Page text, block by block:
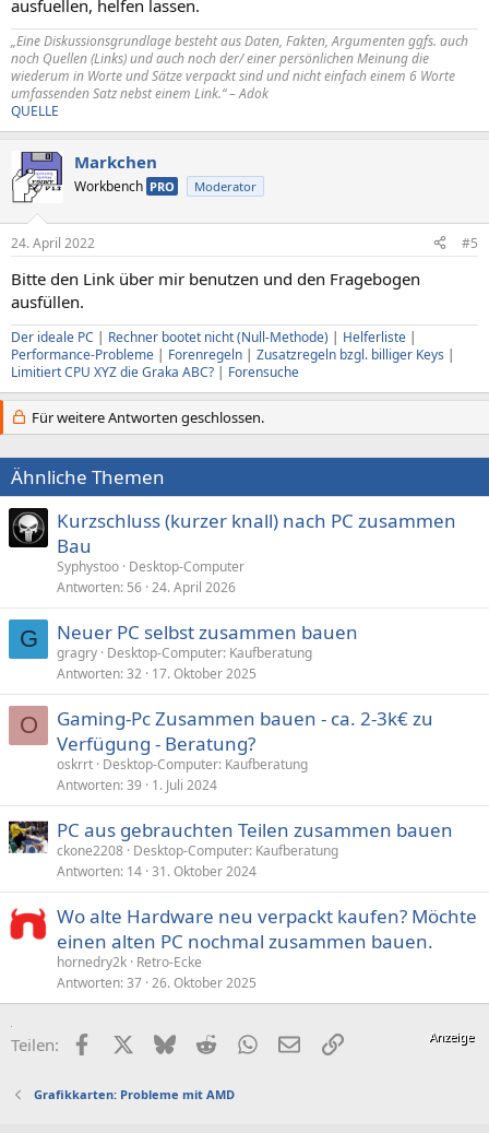
ausfuellen, helfen lassen.
„Eine Diskussionsgrundlage besteht aus Daten, Fakten, Argumenten ggfs. auch
noch Quellen (Links) und auch noch der/ einer persönlichen Meinung die
wiederum in Worte und Sätze verpackt sind und nicht einfach einem 6 Worte
umfassenden Satz nebst einem Link.“ – Adok
QUELLE
Markchen
Workbench PRO Moderator
24. April 2022 #5
Bitte den Link über mir benutzen und den Fragebogen
ausfüllen.
Der ideale PC | Rechner bootet nicht (Null-Methode) | Helferliste |
Performance-Probleme | Forenregeln | Zusatzregeln bzgl. billiger Keys |
Limitiert CPU XYZ die Graka ABC? | Forensuche
Für weitere Antworten geschlossen.
Ähnliche Themen
Kurzschluss (kurzer knall) nach PC zusammen
Bau
Syphystoo Desktop-Computer
Antworten 56 24. April 2026
G Neuer PC selbst zusammen bauen
gragry Desktop-Computer: Kaufberatung
Antworten 32 17. Oktober 2025
O
Gaming-Pc Zusammen bauen - ca. 2-3k€ zu
Verfügung - Beratung?
oskrrt Desktop-Computer: Kaufberatung
Antworten 39 1. Juli 2024
PC aus gebrauchten Teilen zusammen bauen
ckone2208 Desktop-Computer: Kaufberatung
Antworten 14 31. Oktober 2024
Wo alte Hardware neu verpackt kaufen? Möchte
einen alten PC nochmal zusammen bauen.
hornedry2k Retro-Ecke
Antworten 37 26. Oktober 2025
Teilen: FacebookX (Twitter)
BlueskyRedditWhatsApp
E-MailLink
Grafikkarten: Probleme mit AMD